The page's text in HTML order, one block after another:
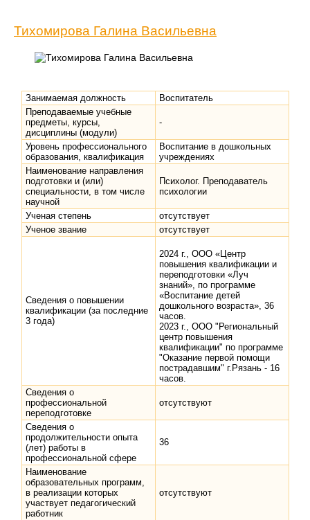
Тихомирова Галина Васильевна
Занимаемая должность
Воспитатель
Преподаваемые учебные
предметы, курсы,
дисциплины (модули)
-
Уровень профессионального
образования, квалификация
Воспитание в дошкольных
учреждениях
Наименование направления
подготовки и (или)
специальности, в том числе
научной
Психолог. Преподаватель
психологии
Ученая степень
отсутствует
Ученое звание
отсутствует
Сведения о повышении
квалификации (за последние
3 года)
2024 г., ООО «Центр
повышения квалификации и
переподготовки «Луч
знаний», по программе
«Воспитание детей
дошкольного возраста», 36
часов.
2023 г., ООО "Региональный
центр повышения
квалификации" по программе
"Оказание первой помощи
пострадавшим" г.Рязань - 16
часов.
Сведения о
профессиональной
переподготовке
отсутствуют
Сведения о
продолжительности опыта
(лет) работы в
профессиональной сфере
36
Наименование
образовательных программ,
в реализации которых
участвует педагогический
работник
отсутствуют